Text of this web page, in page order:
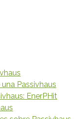
Passivhaus
EnerPHit